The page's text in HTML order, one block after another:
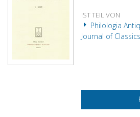
IST TEIL VON
Philologia
Journal of